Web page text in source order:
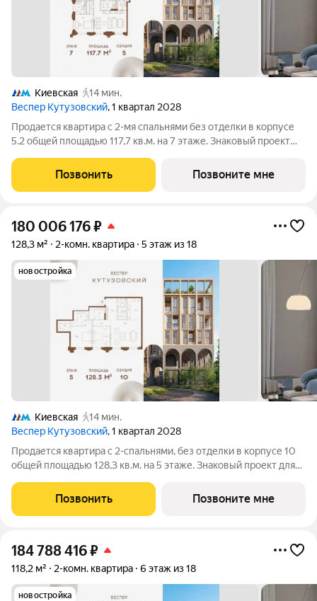
Киевская
14 мин.
Веспер Кутузовский, 1 квартал 2028
Продается квартира с 2-мя спальнями без отделки в корпусе
5.2 общей площадью 117,7 кв.м. на 7 этаже. Знаковый проект
Квартал площадью 3,7 га расположен на Кутузовском
проспекте и воплощает новую
Позвонить Позвоните мне
180 006 176₽
128,3 м² 2-комн. квартира 5 этаж из 18
новостройка
Киевская
14 мин.
Веспер Кутузовский, 1 квартал 2028
Продается квартира с 2-спальнями, без отделки в корпусе 10
общей площадью 128,3 кв.м. на 5 этаже. Знаковый проект для
площадью 3,7 га расположен на Кутузовском проспекте и
воплощает новую
Позвонить Позвоните мне
184 788 416₽
118,2 м² 2-комн. квартира 6 этаж из 18
новостройка